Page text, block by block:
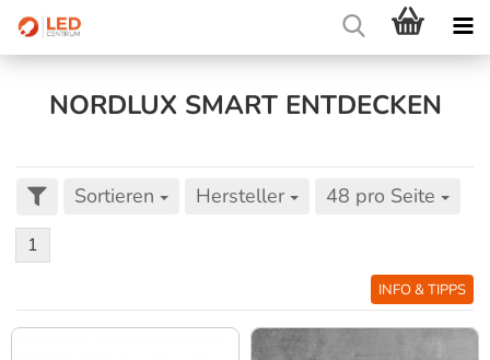
NORDLUX SMART ENTDECKEN
Sortieren Hersteller 48 pro Seite
1
INFO & TIPPS